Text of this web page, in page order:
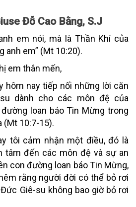
Đỗ Cao Bằng, S.J
em nói, mà là Thần Khí của
anh em” (Mt 10:20).
em thân mến,
hôm nay tiếp nối những lời căn
dành cho các môn đệ của
loan báo Tin Mừng trong
(Mt 10:7-15).
tôi cảm nhận một điều, đó là
tâm đến các môn đệ và sự an
con đường loan báo Tin Mừng,
rằng người đời có thể bỏ rơi
Giê-su không bao giờ bỏ rơi